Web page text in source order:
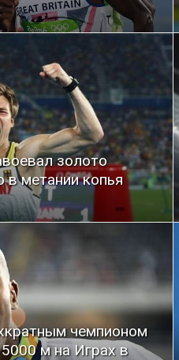
золото
в метании копья
чемпионом
м на Играх в